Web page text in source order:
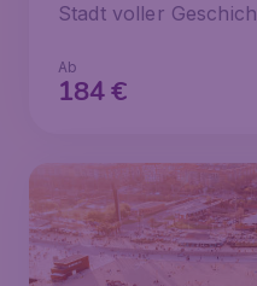
Stadt voller
€
184
Ab